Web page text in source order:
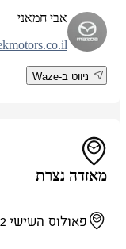
אבי חמאני
ניווט ב-Waze
מאזדה נצרת
פאולוס השישי 42, נצרת